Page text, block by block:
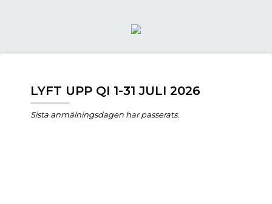
LYFT UPP QI 1-31 JULI 2026
Sista anmälningsdagen har passerats.